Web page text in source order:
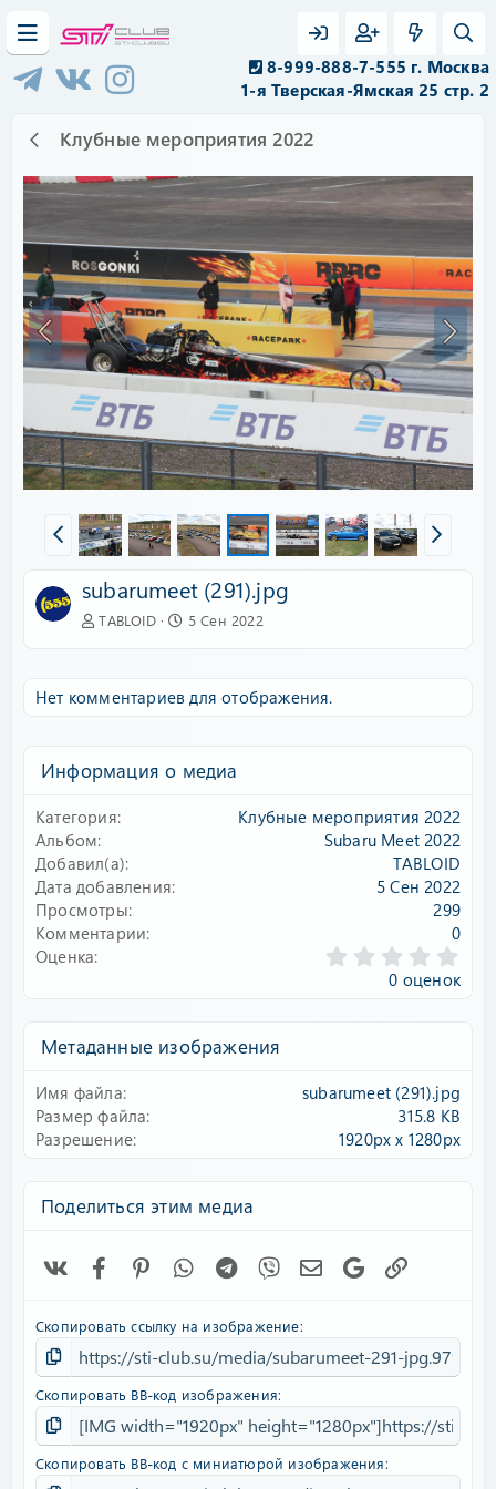
8-999-888-7-555 г. Москва
1-я Тверская-Ямская 25 стр. 2
Клубные мероприятия 2022
subarumeet (291).jpg
TABLOID 5 Сен 2022
Нет комментариев для отображения.
Информация о медиа
Категория
Клубные мероприятия 2022
Альбом
Subaru Meet 2022
Добавил(а)
TABLOID
Дата добавления
5 Сен 2022
Просмотры
299
Комментарии
0
Оценка
.
0 оценок
Метаданные изображения
Имя файла
subarumeet (291).jpg
Размер файла
315.8 KB
Разрешение
1920px x 1280px
Поделиться этим медиа
FacebookPinterestWhatsAppTelegram
Viber Электронная почта
Google
Скопировать ссылку на изображение
Скопировать BB-код изображения
Скопировать BB-код с миниатюрой изображения